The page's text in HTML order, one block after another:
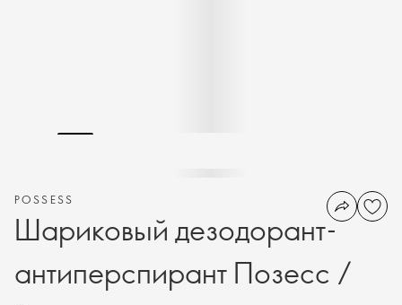
POSSESS
Шариковый дезодорант-
антиперспирант Позесс /